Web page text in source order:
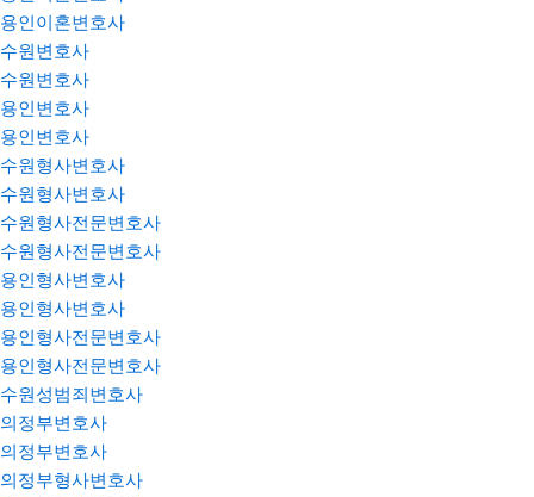
용인이혼변호사
수원변호사
수원변호사
용인변호사
용인변호사
수원형사변호사
수원형사변호사
수원형사전문변호사
수원형사전문변호사
용인형사변호사
용인형사변호사
용인형사전문변호사
용인형사전문변호사
수원성범죄변호사
의정부변호사
의정부변호사
의정부형사변호사